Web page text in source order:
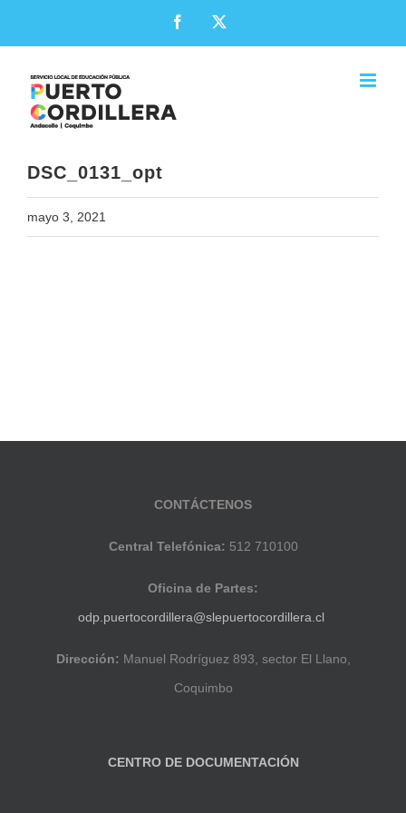
Facebook
DSC_0131_opt
mayo 3, 2021
CONTÁCTENOS
Central Telefónica: 512 710100
Oficina de Partes:
odp.puertocordillera@slepuertocordillera.cl
Dirección: Manuel Rodríguez 893, sector El Llano,
Coquimbo
CENTRO DE DOCUMENTACIÓN